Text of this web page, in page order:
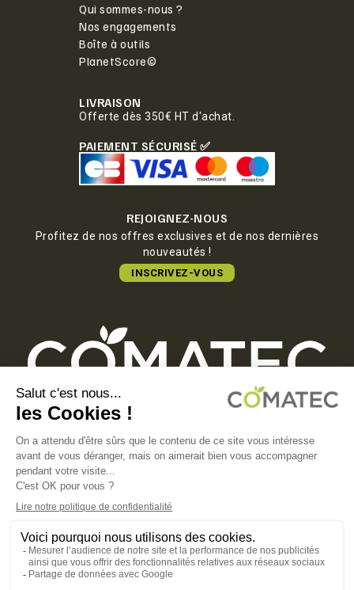
Qui sommes-nous ?
Nos engagements
Boîte à outils
PlanetScore©
LIVRAISON
Offerte dès 350€ HT d'achat.
PAIEMENT SÉCURISÉ ✅
REJOIGNEZ-NOUS
Profitez de nos offres exclusives et de nos dernières
nouveautés !
INSCRIVEZ-VOUS
Boulevard François-Xavier Fafeur
11000 Carcassonne, FRANCE
MENTIONS LÉGALES
POLITIQUE EN MATIÈRE DE COOKIES